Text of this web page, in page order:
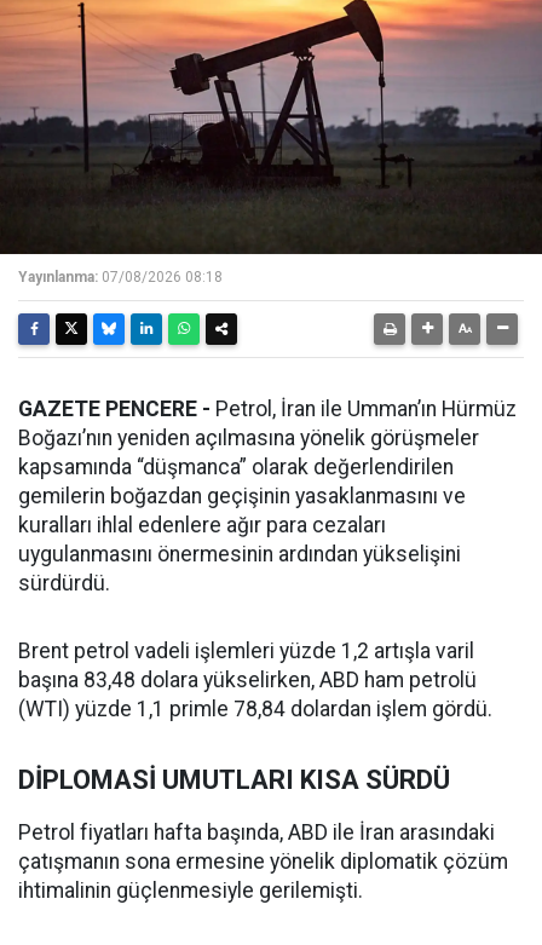
Yayınlanma: 07/08/2026 08:18
GAZETE PENCERE - Petrol, İran ile Umman’ın Hürmüz
Boğazı’nın yeniden açılmasına yönelik görüşmeler
kapsamında “düşmanca” olarak değerlendirilen
gemilerin boğazdan geçişinin yasaklanmasını ve
kuralları ihlal edenlere ağır para cezaları
uygulanmasını önermesinin ardından yükselişini
sürdürdü.
Brent petrol vadeli işlemleri yüzde 1,2 artışla varil
başına 83,48 dolara yükselirken, ABD ham petrolü
(WTI) yüzde 1,1 primle 78,84 dolardan işlem gördü.
DİPLOMASİ UMUTLARI KISA SÜRDÜ
Petrol fiyatları hafta başında, ABD ile İran arasındaki
çatışmanın sona ermesine yönelik diplomatik çözüm
ihtimalinin güçlenmesiyle gerilemişti.